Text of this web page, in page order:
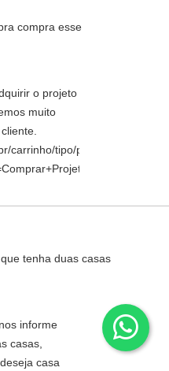
compra esse
o projeto
muito
carrinho/tipo/padrao/94?
tenha duas casas
informe
casas,
casa